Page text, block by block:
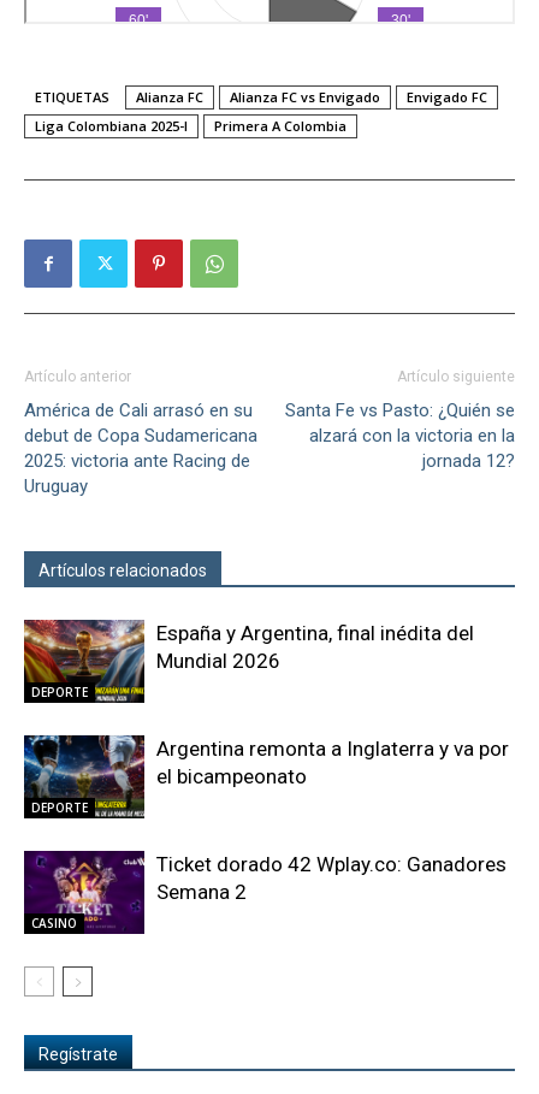
ETIQUETAS Alianza FC Alianza FC vs Envigado
Envigado FC
Liga Colombiana 2025-I
Primera A Colombia
Artículo anterior
América de Cali arrasó en su
debut de Copa Sudamericana
2025: victoria ante Racing de
Uruguay
Artículo siguiente
Santa Fe vs Pasto: ¿Quién se
alzará con la victoria en la
jornada 12?
Artículos relacionados
DEPORTE
España y Argentina, final inédita del
Mundial 2026
DEPORTE
Argentina remonta a Inglaterra y va por
el bicampeonato
CASINO
Ticket dorado 42 Wplay.co: Ganadores
Semana 2
Regístrate